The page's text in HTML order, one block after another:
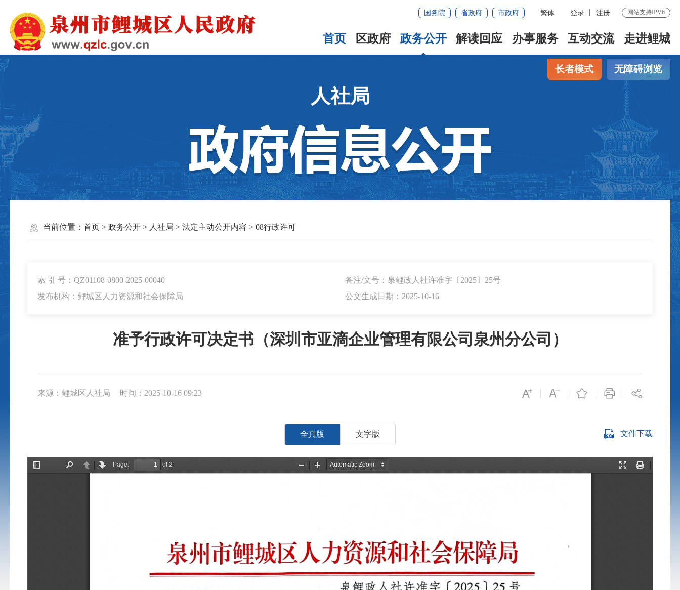
国务院 省政府 市政府 繁体 登录 注册 网站支持IPV6
首页 区政府 政务公开 解读回应 办事服务 互动交流 走进鲤城
长者模式 无障碍浏览
人社局
当前位置： 首页> 政务公开> 人社局 > 法定主动公开内容 > 08行政许可
索 引 号：QZ01108-0800-2025-00040
备注/文号：泉鲤政人社许准字〔2025〕25号
发布机构：鲤城区人力资源和社会保障局
公文生成日期：2025-10-16
准予行政许可决定书（深圳市亚滴企业管理有限公司泉州分公司）
来源：鲤城区人社局 时间：2025-10-16 09:23
全真版 文字版 文件下载